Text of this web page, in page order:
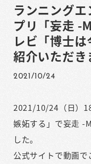
ランニング
プリ「妄走 -
レビ「博士
紹介いただき
2021/10/24
2021/10/24（日）
嫉妬する」で妄走 -
した。
公式サイトで動画で